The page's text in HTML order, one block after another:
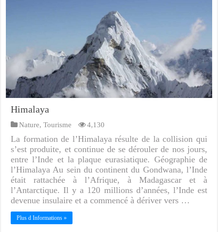
Himalaya
Nature,Tourisme 4,130
La formation de l’Himalaya résulte de la collision qui
s’est produite, et continue de se dérouler de nos jours,
entre l’Inde et la plaque eurasiatique. Géographie de
l’Himalaya Au sein du continent du Gondwana, l’Inde
était rattachée à l’Afrique, à Madagascar et à
l’Antarctique. Il y a 120 millions d’années, l’Inde est
devenue insulaire et a commencé à dériver vers …
Plus d Informations »